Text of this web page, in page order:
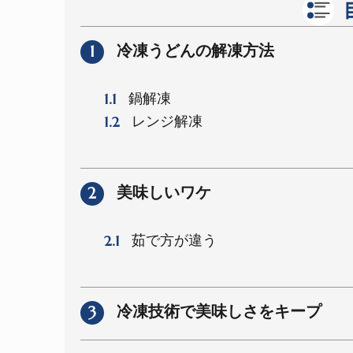
1 冷凍うどんの解凍方法
1.1 鍋解凍
1.2 レンジ解凍
2 美味しいワケ
2.1 茹で方が違う
3 冷凍技術で美味しさをキープ